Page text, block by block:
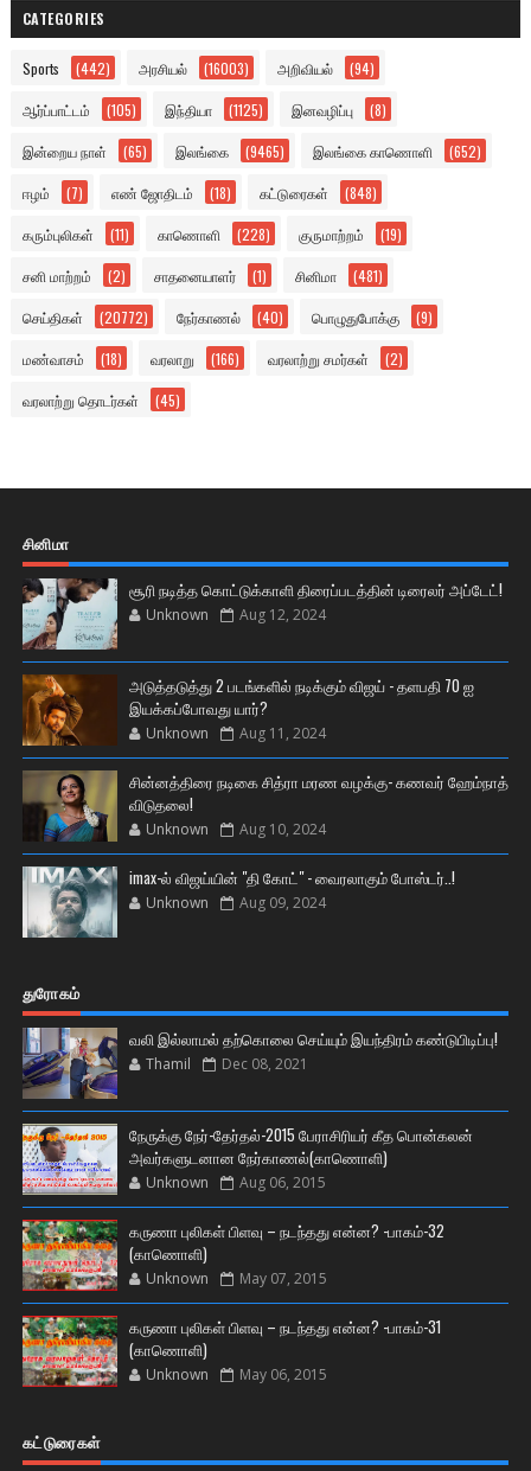
CATEGORIES
Sports (442) அரசியல் (16003) அறிவியல் (94)
ஆர்ப்பாட்டம் (105) இந்தியா (1125) இனவழிப்பு (8)
இன்றைய நாள் (65) இலங்கை (9465) இலங்கை காணொளி (652)
ஈழம் (7) எண் ஜோதிடம் (18) கட்டுரைகள் (848)
கரும்புலிகள் (11) காணொளி (228) குருமாற்றம் (19)
சனி மாற்றம் (2) சாதனையாளர் (1) சினிமா (481)
செய்திகள் (20772) நேர்காணல் (40) பொழுதுபோக்கு (9)
மண்வாசம் (18) வரலாறு (166) வரலாற்று சமர்கள் (2)
வரலாற்று தொடர்கள் (45)
சினிமா
சூரி நடித்த கொட்டுக்காளி திரைப்படத்தின் டிரைலர் அப்டேட்!
Unknown Aug 12, 2024
அடுத்தடுத்து 2 படங்களில் நடிக்கும் விஜய் - தளபதி 70 ஐ
இயக்கப்போவது யார்?
Unknown Aug 11, 2024
சின்னத்திரை நடிகை சித்ரா மரண வழக்கு- கணவர் ஹேம்நாத்
விடுதலை!
Unknown Aug 10, 2024
imax-ல் விஜய்யின் "தி கோட்" - வைரலாகும் போஸ்டர்..!
Unknown Aug 09, 2024
துரோகம்
வலி இல்லாமல் தற்கொலை செய்யும் இயந்திரம் கண்டுபிடிப்பு!
Thamil Dec 08, 2021
நேருக்கு நேர்-தேர்தல்-2015 பேராசிரியர் கீத பொன்கலன்
அவர்களுடனான நேர்காணல்(காணொளி)
Unknown Aug 06, 2015
கருணா புலிகள் பிளவு – நடந்தது என்ன? -பாகம்-32
(காணொளி)
Unknown May 07, 2015
கருணா புலிகள் பிளவு – நடந்தது என்ன? -பாகம்-31
(காணொளி)
Unknown May 06, 2015
கட்டுரைகள்